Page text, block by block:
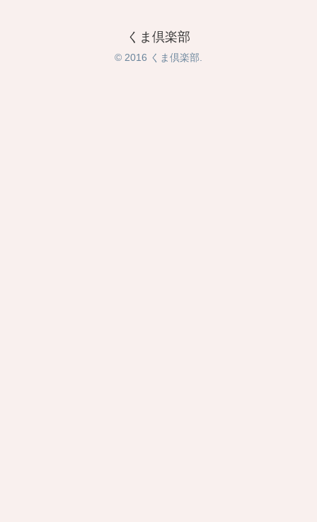
くま倶楽部
© 2016 くま倶楽部.